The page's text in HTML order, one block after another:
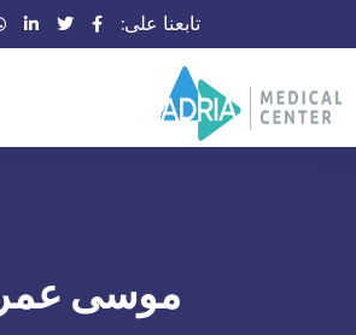
تابعنا على:
موسى عمر